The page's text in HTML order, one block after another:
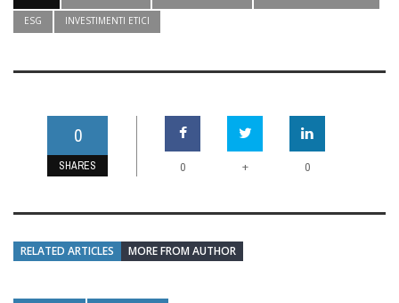
ESG
INVESTIMENTI ETICI
0
SHARES 0 + 0
RELATED ARTICLES MORE FROM AUTHOR